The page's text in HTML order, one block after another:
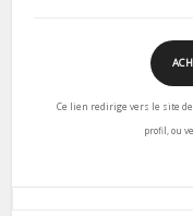
Ce lien redirige vers le site
profil, ou